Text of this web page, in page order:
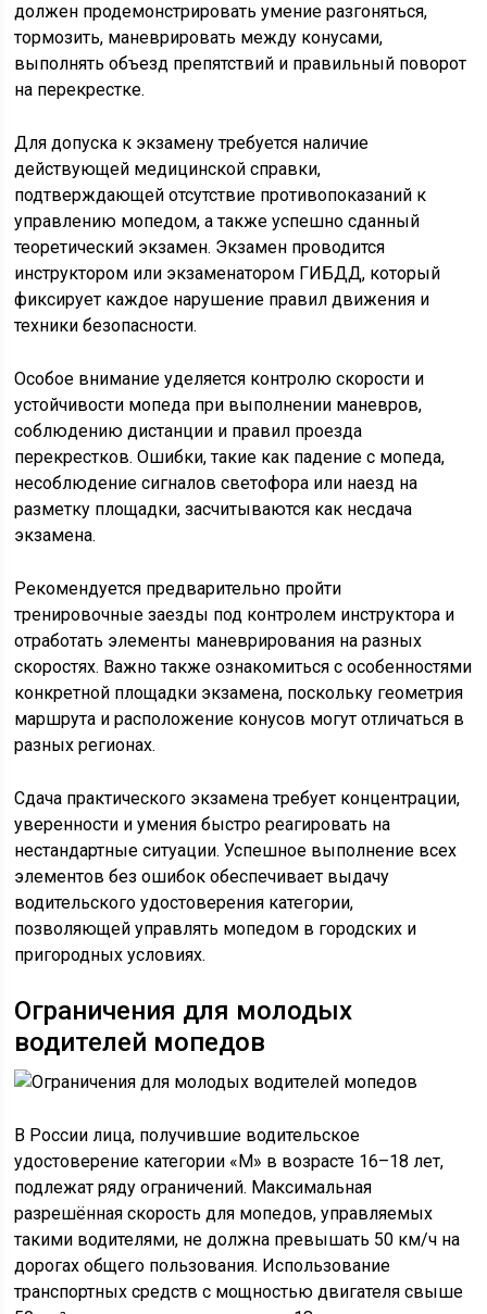
должен продемонстрировать умение разгоняться,
тормозить, маневрировать между конусами,
выполнять объезд препятствий и правильный поворот
на перекрестке.
Для допуска к экзамену требуется наличие
действующей медицинской справки,
подтверждающей отсутствие противопоказаний к
управлению мопедом, а также успешно сданный
теоретический экзамен. Экзамен проводится
инструктором или экзаменатором ГИБДД, который
фиксирует каждое нарушение правил движения и
техники безопасности.
Особое внимание уделяется контролю скорости и
устойчивости мопеда при выполнении маневров,
соблюдению дистанции и правил проезда
перекрестков. Ошибки, такие как падение с мопеда,
несоблюдение сигналов светофора или наезд на
разметку площадки, засчитываются как несдача
экзамена.
Рекомендуется предварительно пройти
тренировочные заезды под контролем инструктора и
отработать элементы маневрирования на разных
скоростях. Важно также ознакомиться с особенностями
конкретной площадки экзамена, поскольку геометрия
маршрута и расположение конусов могут отличаться в
разных регионах.
Сдача практического экзамена требует концентрации,
уверенности и умения быстро реагировать на
нестандартные ситуации. Успешное выполнение всех
элементов без ошибок обеспечивает выдачу
водительского удостоверения категории,
позволяющей управлять мопедом в городских и
пригородных условиях.
Ограничения для молодых
водителей мопедов
В России лица, получившие водительское
удостоверение категории «M» в возрасте 16–18 лет,
подлежат ряду ограничений. Максимальная
разрешённая скорость для мопедов, управляемых
такими водителями, не должна превышать 50 км/ч на
дорогах общего пользования. Использование
транспортных средств с мощностью двигателя свыше